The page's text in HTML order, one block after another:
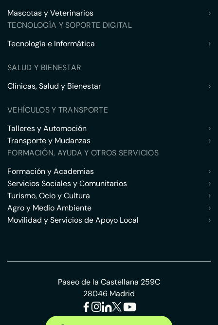
Mascotas y Veterinarios
›
TECNOLOGÍA Y SOPORTE DIGITAL
Tecnología e Informática
›
SALUD Y BIENESTAR
Clínicas, Salud y Bienestar
›
VEHÍCULOS Y TRANSPORTE
Talleres y Automoción
›
Transporte y Mudanzas
›
FORMACIÓN, AYUDA Y OTROS SERVICIOS
Formación y Academias
›
Servicios Sociales y Comunitarios
›
Turismo, Ocio y Cultura
›
Agro y Medio Ambiente
›
Movilidad y Servicios de Apoyo Local
›
Paseo de la Castellana 259C
28046 Madrid